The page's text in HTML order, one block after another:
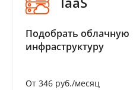
Подобрать облачную
инфраструктуру
От 346 руб./месяц